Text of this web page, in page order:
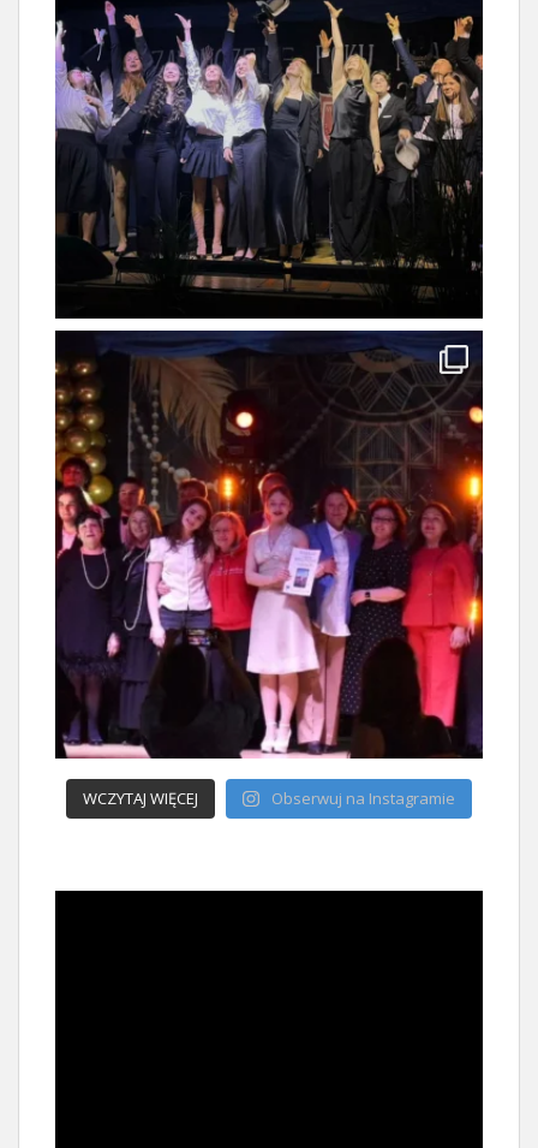
WCZYTAJ WIĘCEJ Obserwuj na Instagramie